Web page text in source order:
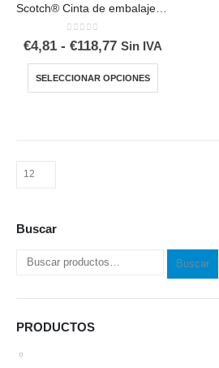
0out of 5
€4,81 - €118,77Rango
desde
€4,81
Sin IVA
SELECCIONAR OPCIONES
variantes.
en
Buscar
Buscar
PRODUCTOS